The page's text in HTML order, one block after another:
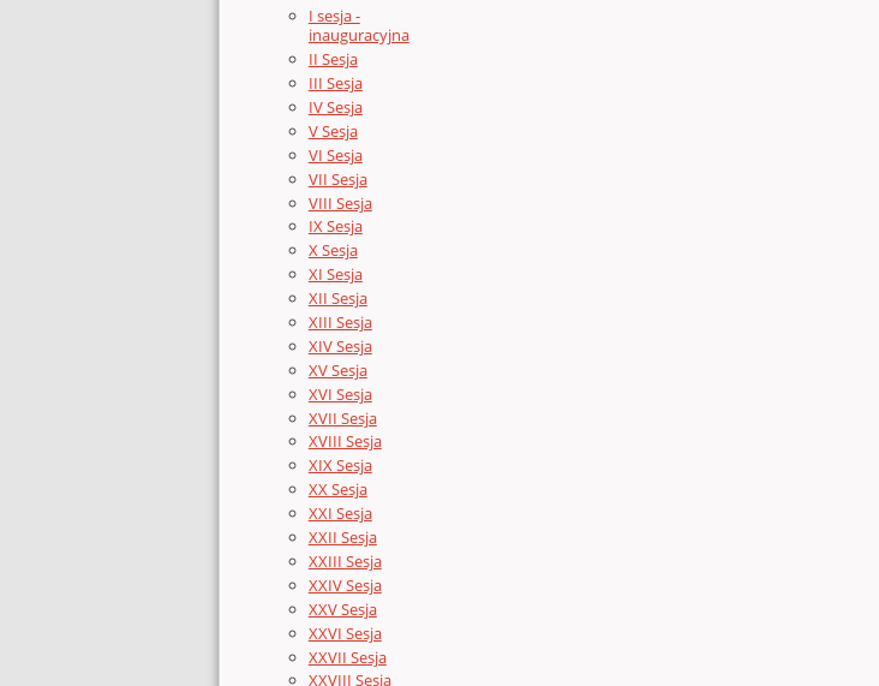
I sesja -
inauguracyjna
II Sesja
III Sesja
IV Sesja
V Sesja
VI Sesja
VII Sesja
VIII Sesja
IX Sesja
X Sesja
XI Sesja
XII Sesja
XIII Sesja
XIV Sesja
XV Sesja
XVI Sesja
XVII Sesja
XVIII Sesja
XIX Sesja
XX Sesja
XXI Sesja
XXII Sesja
XXIII Sesja
XXIV Sesja
XXV Sesja
XXVI Sesja
XXVII Sesja
XXVIII Sesja